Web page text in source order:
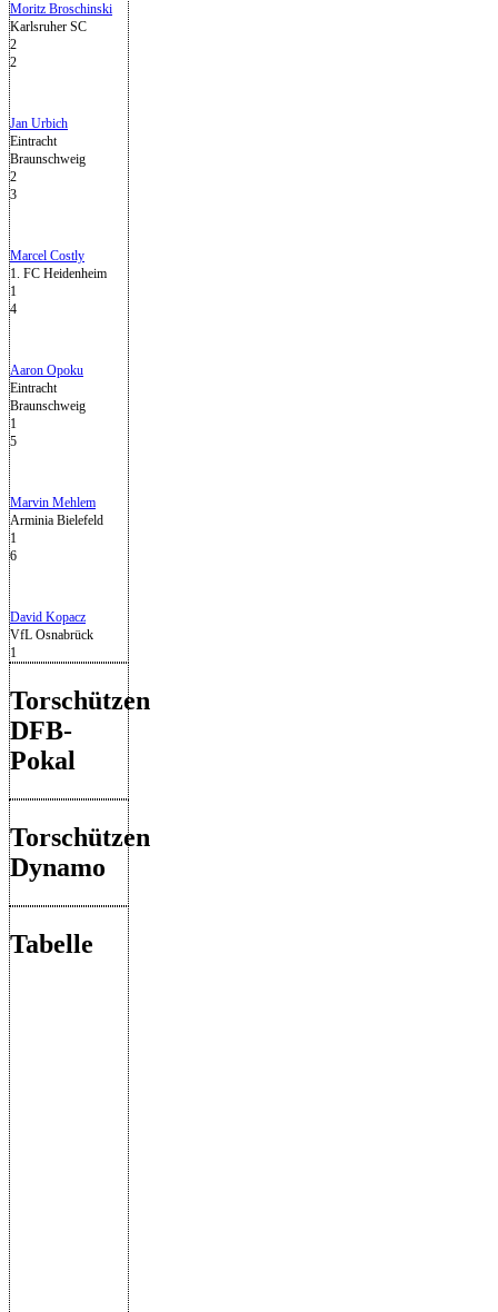
Moritz Broschinski
Karlsruher SC
2
2
Jan Urbich
Eintracht
Braunschweig
2
3
Marcel Costly
1. FC Heidenheim
1
4
Aaron Opoku
Eintracht
Braunschweig
1
5
Marvin Mehlem
Arminia Bielefeld
1
6
David Kopacz
VfL Osnabrück
1
Torschützen
DFB-
Pokal
Torschützen
Dynamo
Tabelle